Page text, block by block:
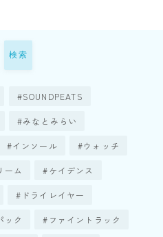
検索
SOUNDPEATS
みなとみらい
インソール ウォッチ
ーム ケイデンス
ドライレイヤー
ック ファイントラック